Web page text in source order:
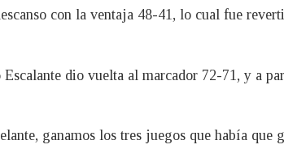
con la ventaja 48-41, lo cual fue
dio vuelta al marcador 72-71, y a
ganamos los tres juegos que había que